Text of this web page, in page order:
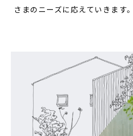
さまのニーズに応えていきます。